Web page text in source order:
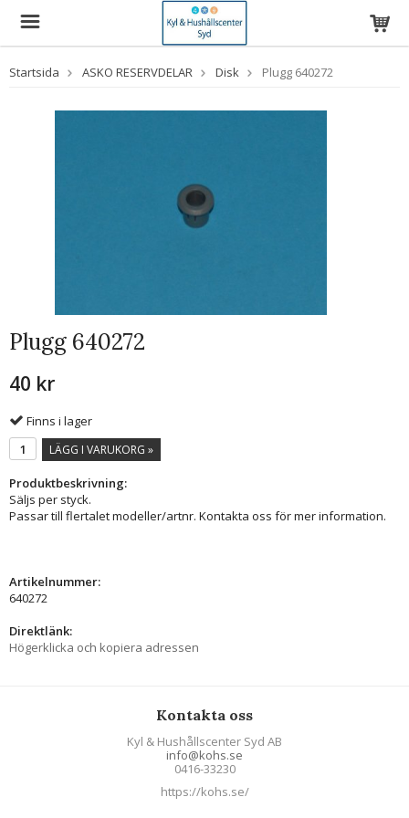
Startsida ASKO RESERVDELAR Disk Plugg 640272
Plugg 640272
40 kr
Finns i lager
LÄGG I VARUKORG »
Produktbeskrivning:
Säljs per styck.
Passar till flertalet modeller/artnr. Kontakta oss för mer information.
Artikelnummer:
640272
Direktlänk:
Högerklicka och kopiera adressen
Kontakta oss
Kyl & Hushållscenter Syd AB
info@kohs.se
0416-33230
https://kohs.se/